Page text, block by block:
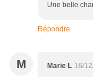
Une belle
Répondre
M Marie L 16/